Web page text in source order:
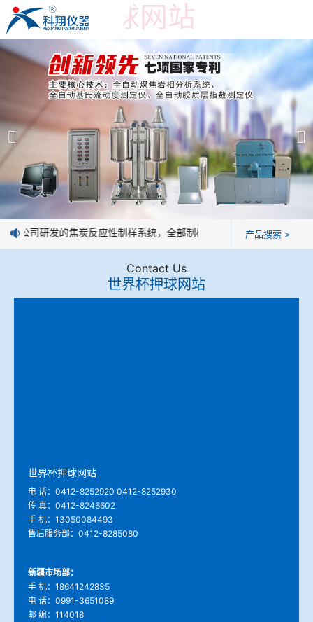
世界杯押球网站
世界杯押球网站
产品展示 ＞
焦炭高温性能检测系统
焦化行业检测及优化配煤设备
球团矿/烧结矿/块矿高温冶金性能检测系统
烧结/球团优化配矿研究设备
公司简介
世界杯押球网站
企业业绩
技术交流
标准下载
我公司研发的焦炭反应性制样系统，全部制样过程机械化操作，没有
产品搜索 >
Contact Us
世界杯押球网站
世界杯押球网站
电 话：0412-8252920 0412-8252930
传 真：0412-8246602
手 机：13050084493
售后服务部：0412-8285080
新疆市场部：
手 机：18641242835
电 话：0991-3651089
邮 编：114018